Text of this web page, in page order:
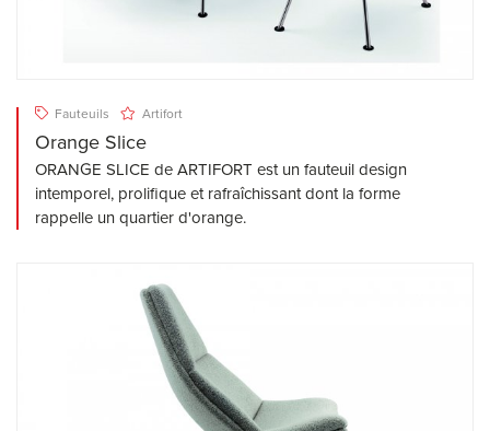
Fauteuils Artifort
Orange Slice
ORANGE SLICE de ARTIFORT est un fauteuil design
intemporel, prolifique et rafraîchissant dont la forme
rappelle un quartier d'orange.